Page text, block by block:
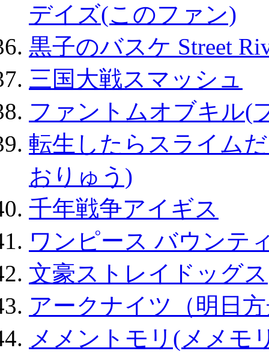
デイズ(このファン)
黒子のバスケ Street
三国大戦スマッシュ
ファントムオブキル(
転生したらスライム
おりゅう)
千年戦争アイギス
ワンピース バウンテ
文豪ストレイドッグス
アークナイツ（明日
メメントモリ(メメモ